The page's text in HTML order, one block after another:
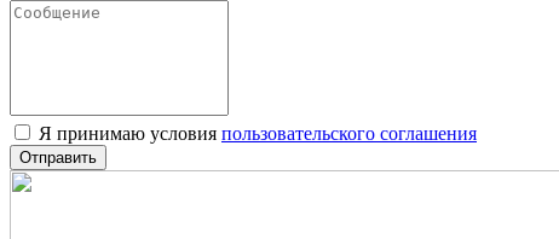
Я принимаю условия пользовательского соглашения
Отправить